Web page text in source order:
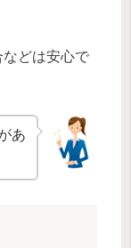
どは安心で
あ